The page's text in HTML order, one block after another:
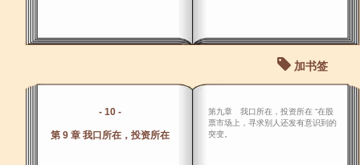
加书签
- 10 -
第 9 章 我口所在，投资所在
第九章 我口所在，投资所在 “在股
票市场上，寻求别人还发有意识到的
突变。